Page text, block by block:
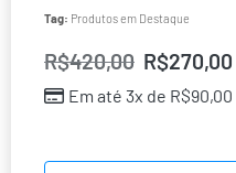
Tag: Produtos em Destaque
R$420,00 R$270,00
Em até 3x de R$90,00